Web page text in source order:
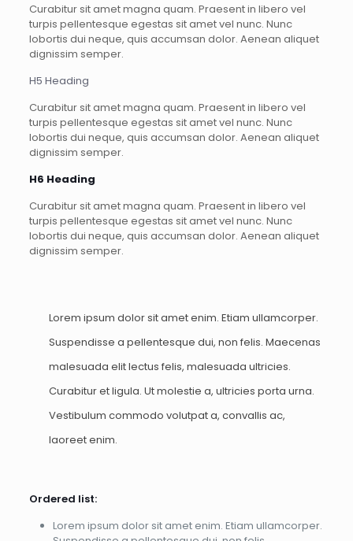
Curabitur sit amet magna quam. Praesent in libero vel
turpis pellentesque egestas sit amet vel nunc. Nunc
lobortis dui neque, quis accumsan dolor. Aenean aliquet
dignissim semper.
H5 Heading
Curabitur sit amet magna quam. Praesent in libero vel
turpis pellentesque egestas sit amet vel nunc. Nunc
lobortis dui neque, quis accumsan dolor. Aenean aliquet
dignissim semper.
H6 Heading
Curabitur sit amet magna quam. Praesent in libero vel
turpis pellentesque egestas sit amet vel nunc. Nunc
lobortis dui neque, quis accumsan dolor. Aenean aliquet
dignissim semper.
Lorem ipsum dolor sit amet enim. Etiam ullamcorper.
Suspendisse a pellentesque dui, non felis. Maecenas
malesuada elit lectus felis, malesuada ultricies.
Curabitur et ligula. Ut molestie a, ultricies porta urna.
Vestibulum commodo volutpat a, convallis ac,
laoreet enim.
Ordered list:
Lorem ipsum dolor sit amet enim. Etiam ullamcorper.